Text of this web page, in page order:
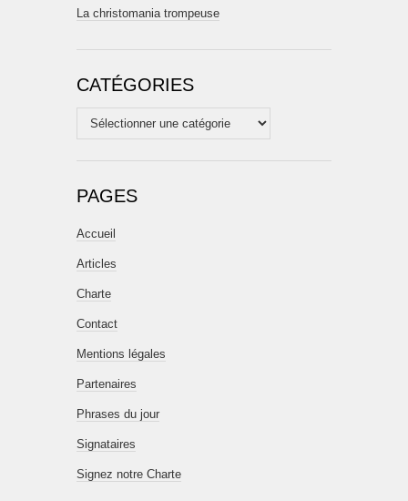
La christomania trompeuse
CATÉGORIES
Catégories
PAGES
Accueil
Articles
Charte
Contact
Mentions légales
Partenaires
Phrases du jour
Signataires
Signez notre Charte